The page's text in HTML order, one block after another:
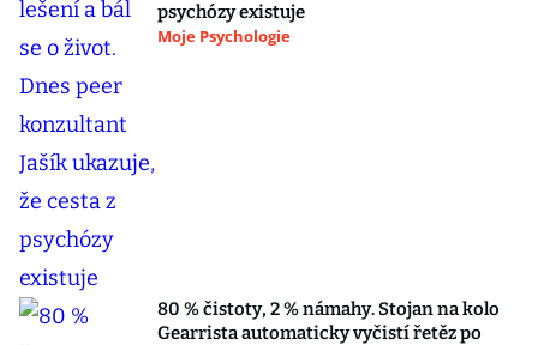
psychózy existuje
Moje Psychologie
80 % čistoty, 2 % námahy. Stojan na kolo
Gearrista automaticky vyčistí řetěz po